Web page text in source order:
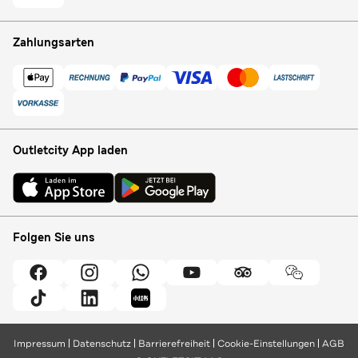
Zahlungsarten
Outletcity App laden
Folgen Sie uns
Impressum Datenschutz Barrierefreiheit Cookie-Einstellungen AGB